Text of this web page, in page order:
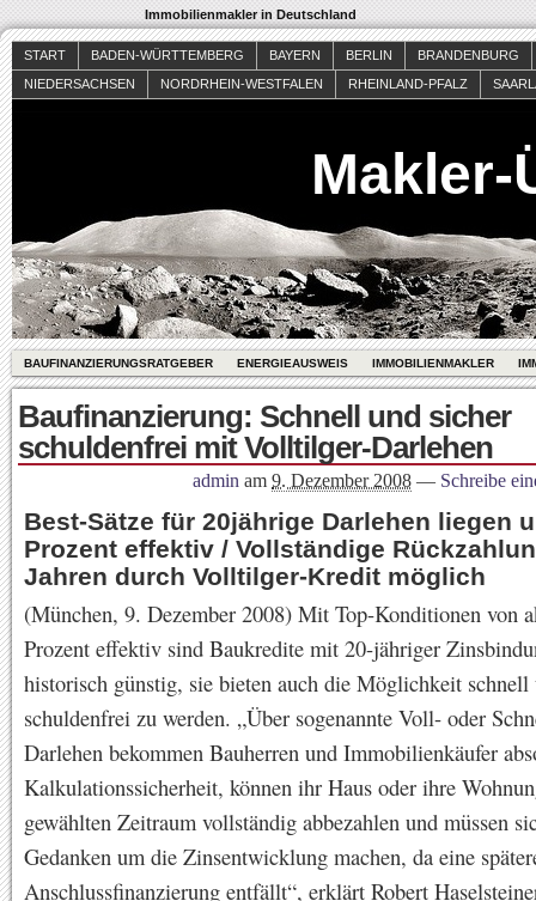
Immobilienmakler in Deutschland
START BADEN-WÜRTTEMBERG BAYERN BERLIN
BRANDENBURG
NIEDERSACHSEN
NORDRHEIN-WESTFALEN RHEINLAND-PFALZ
Makler-
BAUFINANZIERUNGSRATGEBER ENERGIEAUSWEIS IMMOBILIENMAKLER
Baufinanzierung: Schnell und sicher
schuldenfrei mit Volltilger-Darlehen
admin am 9. Dezember 2008 — Schreibe
Best-Sätze für 20jährige Darlehen liegen
Prozent effektiv / Vollständige
Jahren durch Volltilger-Kredit möglich
(München, 9. Dezember 2008) Mit Top-Konditionen von
Prozent effektiv sind Baukredite mit 20-jähriger
historisch günstig, sie bieten auch die Möglichkeit schnell
schuldenfrei zu werden. „Über sogenannte Voll- oder
Darlehen bekommen Bauherren und Immobilienkäufer
Kalkulationssicherheit, können ihr Haus oder ihre
gewählten Zeitraum vollständig abbezahlen und müssen
Gedanken um die Zinsentwicklung machen, da eine
Anschlussfinanzierung entfällt“, erklärt Robert